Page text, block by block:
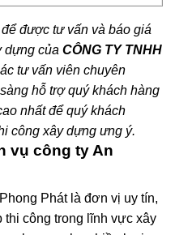
được tư vấn và báo giá
dựng của CÔNG TY TNHH
tư vấn viên chuyên
hỗ trợ quý khách hàng
nhất để quý khách
công xây dựng ưng ý.
vụ công ty An
Phát là đơn vị uy tín,
thi công trong lĩnh vực xây